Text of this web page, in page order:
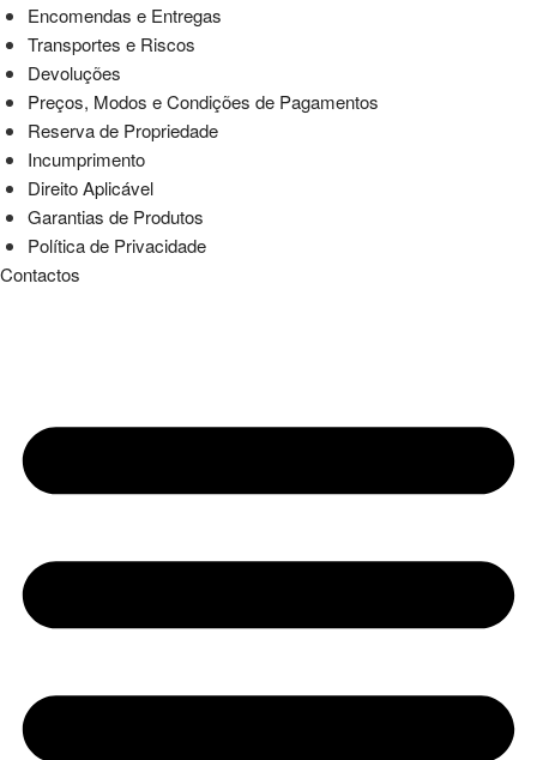
Encomendas e Entregas
Transportes e Riscos
Devoluções
Preços, Modos e Condições de Pagamentos
Reserva de Propriedade
Incumprimento
Direito Aplicável
Garantias de Produtos
Política de Privacidade
Contactos